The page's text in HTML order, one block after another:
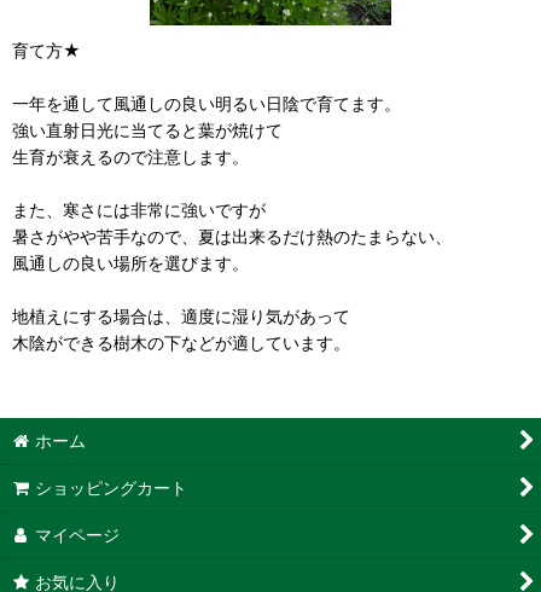
育て方★
一年を通して風通しの良い明るい日陰で育てます。
強い直射日光に当てると葉が焼けて
生育が衰えるので注意します。
また、寒さには非常に強いですが
暑さがやや苦手なので、夏は出来るだけ熱のたまらない、
風通しの良い場所を選びます。
地植えにする場合は、適度に湿り気があって
木陰ができる樹木の下などが適しています。
ホーム
ショッピングカート
マイページ
お気に入り